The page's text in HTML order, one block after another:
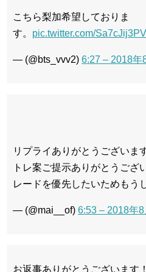
こちら梨加希望しておりま
す。 pic.twitter.com/Sa7cJij3PV
— (@bts_vvv2) 6:27 – 2018年
リプライありがとうございま
トレ案ご提示ありがとうござ
レードを優先したいためもう
— (@mai__of) 6:53 – 2018年8
お返事ありがとうございます！